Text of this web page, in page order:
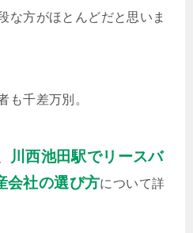
な方がほとんどだと思いま
も千差万別。
川西池田駅でリースバ
会社の選び方について詳